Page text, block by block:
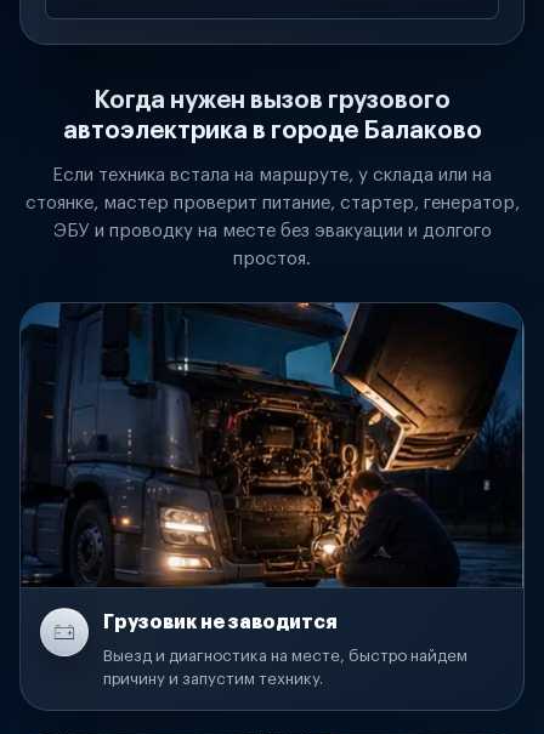
Когда нужен вызов грузового
автоэлектрика в городе Балаково
Если техника встала на маршруте, у склада или на
стоянке, мастер проверит питание, стартер, генератор,
ЭБУ и проводку на месте без эвакуации и долгого
простоя.
Грузовик не заводится
Выезд и диагностика на месте, быстро найдем
причину и запустим технику.